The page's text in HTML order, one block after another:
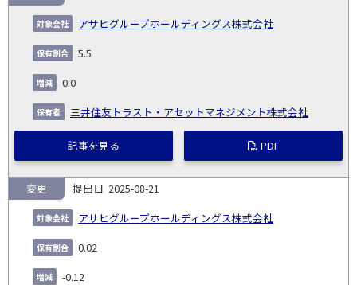
アサヒグループホールディングス株式会社
5.5
0.0
三井住友トラスト・アセットマネジメント株式会社
記事を見る PDF
2025-08-21
アサヒグループホールディングス株式会社
変更
0.02
-0.12